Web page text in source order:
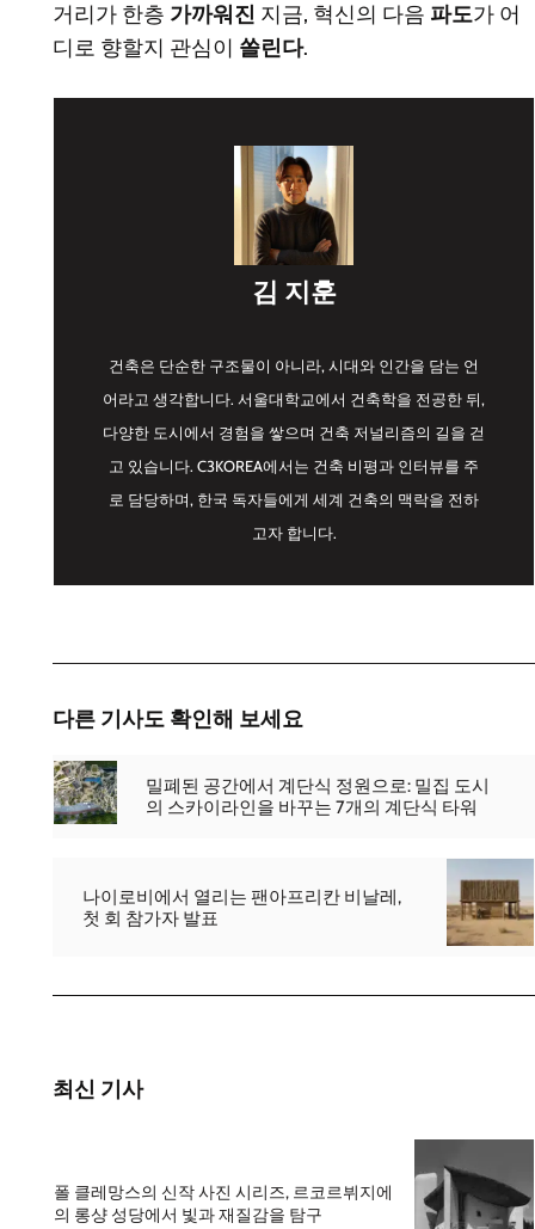
거리가 한층 가까워진 지금, 혁신의 다음 파도가 어
디로 향할지 관심이 쏠린다.
김 지훈
건축은 단순한 구조물이 아니라, 시대와 인간을 담는 언
어라고 생각합니다. 서울대학교에서 건축학을 전공한 뒤,
다양한 도시에서 경험을 쌓으며 건축 저널리즘의 길을 걷
고 있습니다. C3KOREA에서는 건축 비평과 인터뷰를 주
로 담당하며, 한국 독자들에게 세계 건축의 맥락을 전하
고자 합니다.
다른 기사도 확인해 보세요
밀폐된 공간에서 계단식 정원으로: 밀집 도시
의 스카이라인을 바꾸는 7개의 계단식 타워
나이로비에서 열리는 팬아프리칸 비날레,
첫 회 참가자 발표
최신 기사
폴 클레망스의 신작 사진 시리즈, 르코르뷔지에
의 롱샹 성당에서 빛과 재질감을 탐구